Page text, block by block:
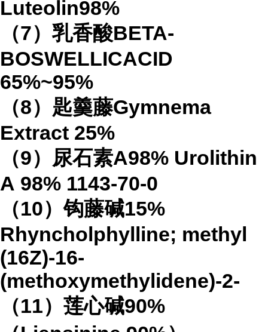
Luteolin98%
（7）乳香酸BETA-
BOSWELLICACID
65%~95%
（8）匙羹藤Gymnema
Extract 25%
（9）尿石素A98% Urolithin
A 98% 1143-70-0
（10）钩藤碱15%
Rhyncholphylline; methyl
(16Z)-16-
(methoxymethylidene)-2-
（11）莲心碱90%